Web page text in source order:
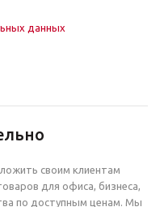
данных
своим клиентам
для офиса, бизнеса,
по доступным ценам. Мы